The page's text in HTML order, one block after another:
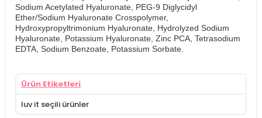
Sodium Acetylated Hyaluronate, PEG-9 Diglycidyl
Ether/Sodium Hyaluronate Crosspolymer,
Hydroxypropyltrimonium Hyaluronate, Hydrolyzed Sodium
Hyaluronate, Potassium Hyaluronate, Zinc PCA, Tetrasodium
EDTA, Sodium Benzoate, Potassium Sorbate.
Ürün Etiketleri
luv it seçili ürünler